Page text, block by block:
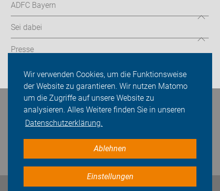
Wir verwenden Cookies, um die Funktionsweise
der Website zu garantieren. Wir nutzen Matomo
um die Zugriffe auf unsere Website zu
analysieren. Alles Weitere finden Sie in unseren
Datenschutzerklärung.
Ablehnen
Einstellungen
ADFC Bayern
Sei dabei
Presse
Login
Bleiben Sie in Kontakt